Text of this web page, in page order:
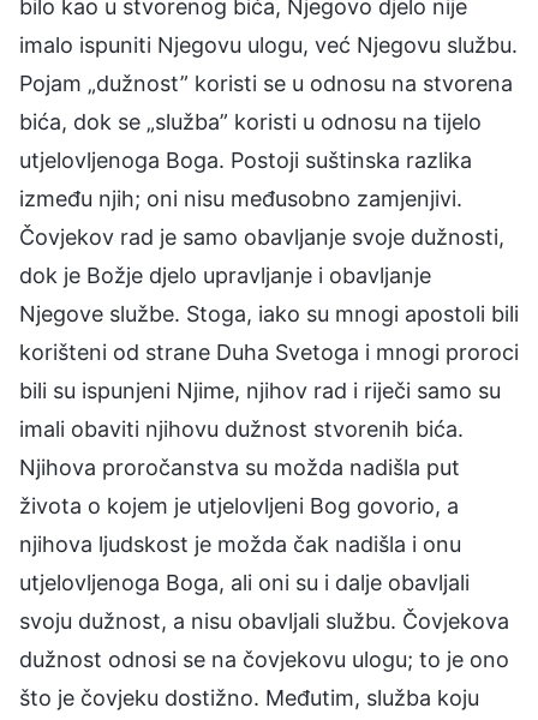
bilo kao u stvorenog bića, Njegovo djelo nije
imalo ispuniti Njegovu ulogu, već Njegovu službu.
Pojam „dužnost” koristi se u odnosu na stvorena
bića, dok se „služba” koristi u odnosu na tijelo
utjelovljenoga Boga. Postoji suštinska razlika
između njih; oni nisu međusobno zamjenjivi.
Čovjekov rad je samo obavljanje svoje dužnosti,
dok je Božje djelo upravljanje i obavljanje
Njegove službe. Stoga, iako su mnogi apostoli bili
korišteni od strane Duha Svetoga i mnogi proroci
bili su ispunjeni Njime, njihov rad i riječi samo su
imali obaviti njihovu dužnost stvorenih bića.
Njihova proročanstva su možda nadišla put
života o kojem je utjelovljeni Bog govorio, a
njihova ljudskost je možda čak nadišla i onu
utjelovljenoga Boga, ali oni su i dalje obavljali
svoju dužnost, a nisu obavljali službu. Čovjekova
dužnost odnosi se na čovjekovu ulogu; to je ono
što je čovjeku dostižno. Međutim, služba koju